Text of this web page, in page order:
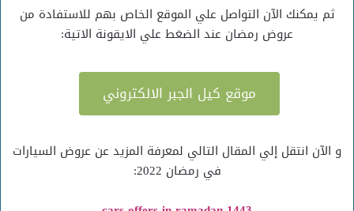
ثم يمكنك الآن التواصل علي الموقع الخاص بهم للاستفادة من
عروض رمضان عند الضغط علي الايقونة الاتية:
موقع كيل الجبر الالكتروني
و الآن انتقل إلي المقال التالي لمعرفة المزيد عن عروض السيارات
في رمضان 2022: